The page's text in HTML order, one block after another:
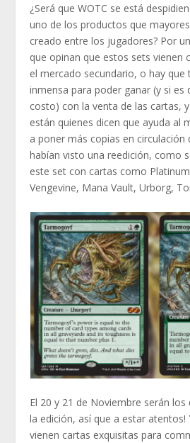
¿Será que WOTC se está
uno de los productos que
creado entre los jugadores? Por
que opinan que estos sets vienen
el mercado secundario, o hay que
inmensa para poder ganar (y si es
costo) con la venta de las cartas,
están quienes dicen que ayuda al
a poner más copias en circulación
habían visto una reedición, como
este set con cartas como
Vengevine, Mana Vault, Urborg,
El 20 y 21 de Noviembre serán los
la edición, así que a estar atentos!
vienen cartas exquisitas para